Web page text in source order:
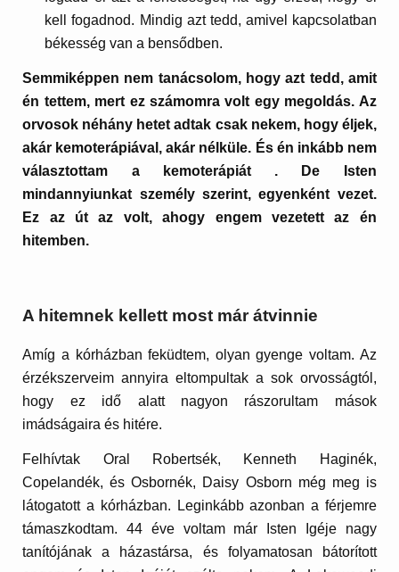
kell fogadnod. Mindig azt tedd, amivel kapcsolatban
békesség van a bensődben.
Semmiképpen nem tanácsolom, hogy azt tedd, amit
én tettem, mert ez számomra volt egy megoldás. Az
orvosok néhány hetet adtak csak nekem, hogy éljek,
akár kemoterápiával, akár nélküle. És én inkább nem
választottam a kemoterápiát . De Isten
mindannyiunkat személy szerint, egyenként vezet.
Ez az út az volt, ahogy engem vezetett az én
hitemben.
A hitemnek kellett most már átvinnie
Amíg a kórházban feküdtem, olyan gyenge voltam. Az
érzékszerveim annyira eltompultak a sok orvosságtól,
hogy ez idő alatt nagyon rászorultam mások
imádságaira és hitére.
Felhívtak Oral Robertsék, Kenneth Haginék,
Copelandék, és Osbornék, Daisy Osborn még meg is
látogatott a kórházban. Leginkább azonban a férjemre
támaszkodtam. 44 éve voltam már Isten Igéje nagy
tanítójának a házastársa, és folyamatosan bátorított